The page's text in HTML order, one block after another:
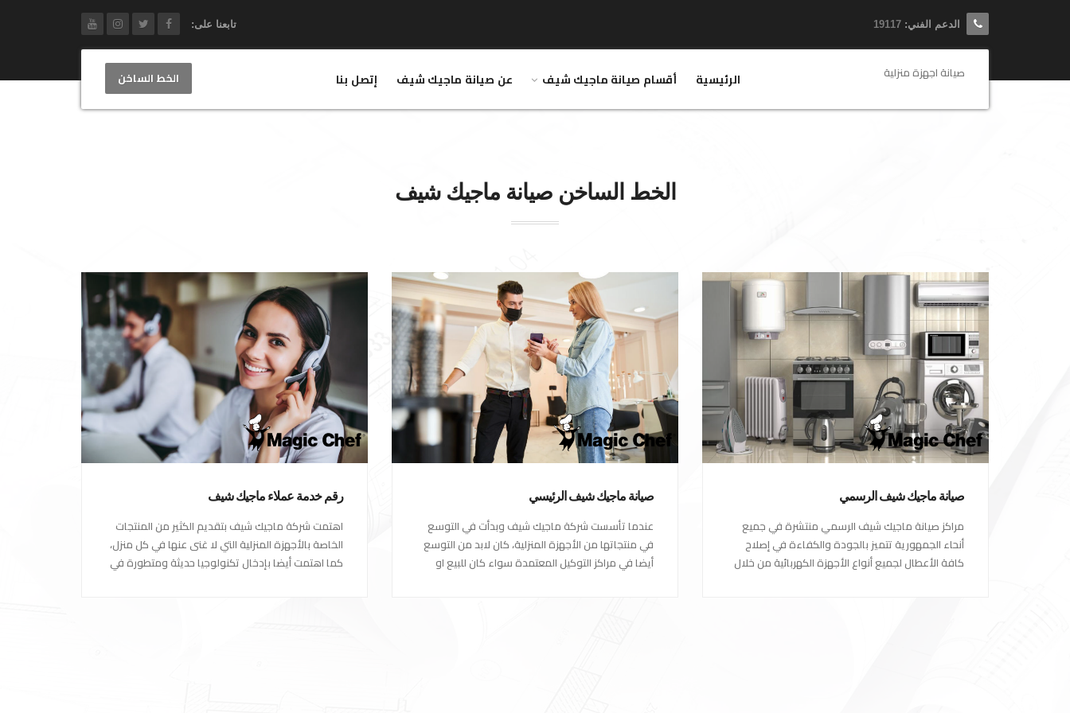
الدعم الفني: 19117 تابعنا على:
صيانة اجهزة منزلية الرئيسية أقسام صيانة ماجيك شيف عن صيانة ماجيك شيف إتصل بنا الخط الساخن
الخط الساخن صيانةماجيك شيف
صيانة ماجيك شيف الرسمي
مراكز صيانة ماجيك شيف الرسمي منتشرة في جميع
أنحاء الجمهورية تتميز بالجودة والكفاءة في إصلاح
كافة الأعطال لجميع أنواع الأجهزة الكهربائية من خلال
صيانة ماجيك شيف الرئيسي
عندما تأسست شركة ماجيك شيف وبدأت في التوسع
في منتجاتها من الأجهزة المنزلية، كان لابد من التوسع
أيضا في مراكز التوكيل المعتمدة سواء كان للبيع او
رقم خدمة عملاء ماجيك شيف
اهتمت شركة ماجيك شيف بتقديم الكثير من المنتجات
الخاصة بالأجهزة المنزلية التي لا غنى عنها في كل منزل،
كما اهتمت أيضا بإدخال تكنولوجيا حديثة ومتطورة في